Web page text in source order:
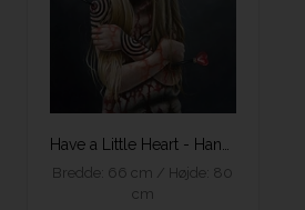
Have a Little Heart - Hans Henrik Fischer
Bredde: 66 cm / Højde: 80
cm